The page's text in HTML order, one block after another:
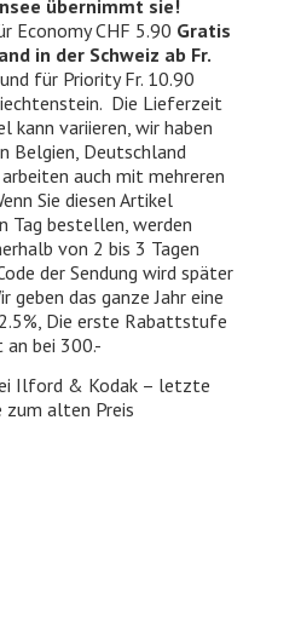
übernimmt sie!
Economy CHF 5.90 Gratis
in der Schweiz ab Fr.
und für Priority Fr. 10.90
Die Lieferzeit
kann variieren, wir haben
Belgien, Deutschland
auch mit mehreren
Sie diesen Artikel
Tag bestellen, werden
von 2 bis 3 Tagen
der Sendung wird später
geben das ganze Jahr eine
Die erste Rabattstufe
bei 300.-
Ilford & Kodak – letzte
zumalten Preis